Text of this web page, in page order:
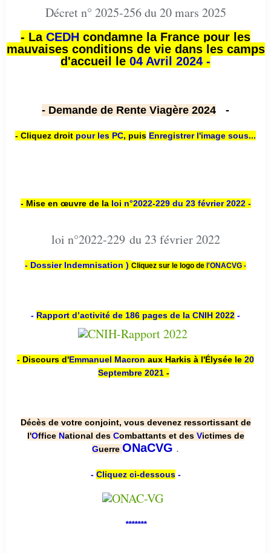
Décret n° 2025-256 du 20 mars 2025
- La CEDH condamne la France pour les
mauvaises conditions de vie dans les camps
d'accueil le 04 Avril 2024 -
- Demande de Rente Viagère 2024 -
- Cliquez droit pour les PC, puis Enregistrer l'image sous...
- Mise en œuvre de la loi n°2022-229 du 23 février 2022 -
loi n°2022-229 du 23 février 2022
- Dossier Indemnisation ) Cliquez sur le logo de l'ONACVG -
- Rapport d’activité de 186 pages de la CNIH 2022 -
- Discours d'Emmanuel Macron aux Harkis à l'Élysée le 20
Septembre 2021 -
Décès de votre conjoint, vous devenez ressortissant de
l'Office National des Combattants et des Victimes de
Guerre ONaCVG .
- Cliquez ci-dessous-
*******